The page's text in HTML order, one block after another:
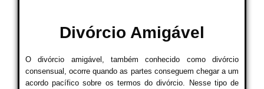
Divórcio Amigável
O divórcio amigável, também conhecido como divórcio
consensual, ocorre quando as partes conseguem chegar a um
acordo pacífico sobre os termos do divórcio. Nesse tipo de